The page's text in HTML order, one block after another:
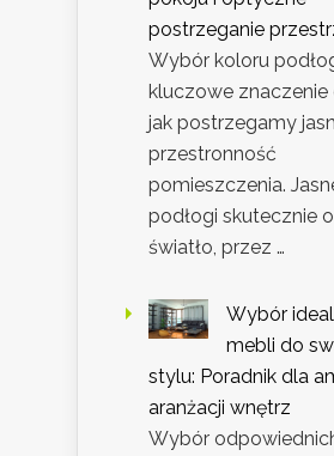
postrzeganie
Wybór koloru
kluczowe znaczenie
jak postrzegamy
przestronność
pomieszczenia.
podłogi skutecznie
światło, przez …
Wybór
mebli do
stylu: Poradnik dla
aranżacji wnętrz
Wybór